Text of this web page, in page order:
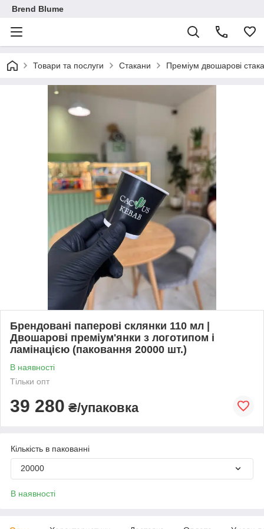
Brend Blume
Товари та послуги Стакани Преміум двошарові
Брендовані паперові склянки 110 мл |
Двошарові преміум'янки з логотипом і
ламінацією (паковання 20000 шт.)
В наявності
Тільки опт
39 280 ₴/упаковка
Кількість в пакованні
20000
В наявності